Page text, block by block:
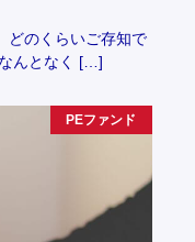
どのくらいご存知で
んとなく […]
PEファンド